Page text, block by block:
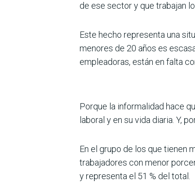
de ese sector y que trabajan
Este hecho representa una
menores de 20 años es
empleadoras, están en falta
Porque la informalidad hace
laboral y en su vida diaria. Y,
En el grupo de los que tienen
trabajadores con menor
y representa el 51 % del total.